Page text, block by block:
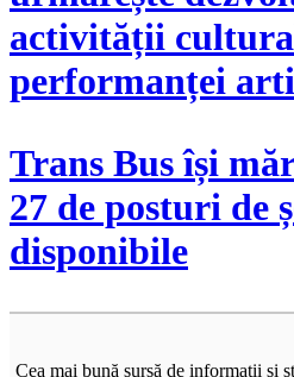
activității
performanței
Trans Bus își
27 de posturi de
disponibile
Cea mai bună sursă de informații și